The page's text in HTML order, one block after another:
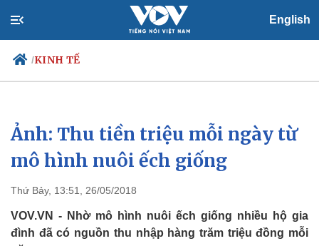
English
/KINH TẾ
Chính trị
Đảng
Tổ chức nhân sự
Nhận diện sự thật
Xã hội
Tin 24h
Dự báo thời tiết
Việc làm
Biển đảo
Ảnh: Thu tiền triệu mỗi ngày từ
mô hình nuôi ếch giống
Thứ Bảy, 13:51, 26/05/2018
VOV.VN - Nhờ mô hình nuôi ếch giống nhiều hộ gia
đình đã có nguồn thu nhập hàng trăm triệu đồng mỗi